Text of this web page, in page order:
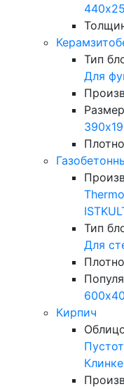
Тип
Для
Тип
Для
Кирпич